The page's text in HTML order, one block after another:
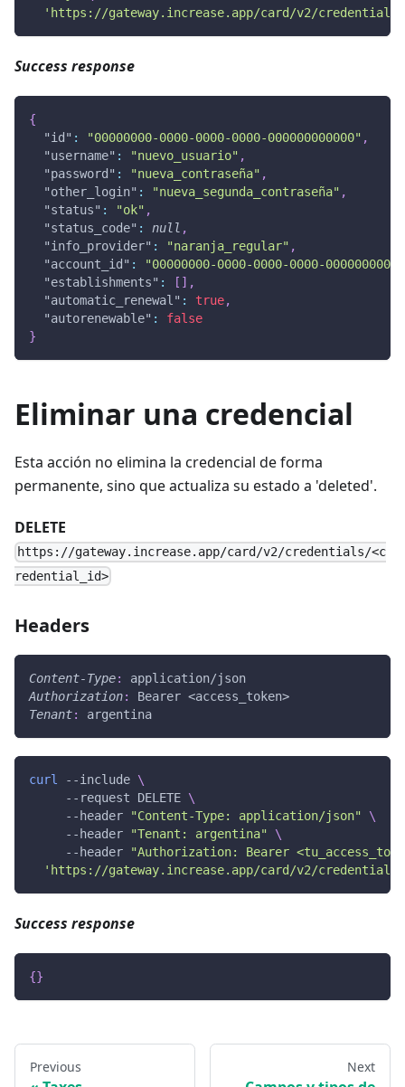
'https://gateway.increase.app/card/v2/
Success response
{
"id" : "00000000-0000-0000-0000-000000000000" ,
"username" : "nuevo_usuario" ,
"password" : "nueva_contraseña" ,
"other_login" : "nueva_segunda_contraseña" ,
"status" : "ok" ,
"status_code" : null ,
"info_provider" : "naranja_regular" ,
"account_id" :
"00000000-0000-0000-0000-
"establishments" : [ ] ,
"automatic_renewal" : true,
"autorenewable" :
false
}
Eliminar una credencial
Esta acción no elimina la credencial de forma
permanente, sino que actualiza su estado a 'deleted'.
DELETE
https://gateway.increase.app/card/v2/credentials/<c
redential_id>
Headers
Content-Type:
application/json
Authorization:
Bearer <access_token>
Tenant: argentina
curl --include \
     --request DELETE
\
     --header
"Content-Type: application/json"
\
     --header
"Tenant: argentina"
\
     --header
"Authorization: Bearer
'https://gateway.increase.app/card/v2/
Success response
{}
Previous Next